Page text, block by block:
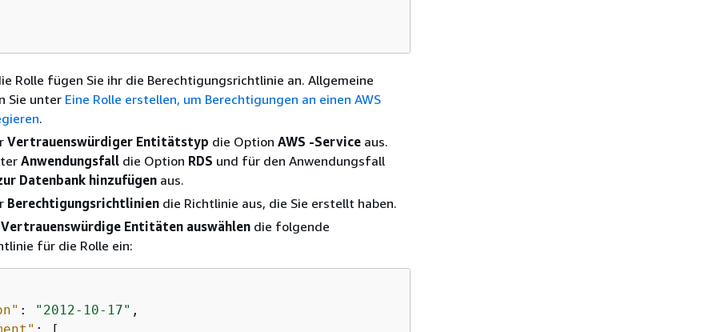
Rolle fügen Sie ihr die Berechtigungsrichtlinie an. Allgemeine
Sie unter Eine Rolle erstellen, um Berechtigungen an einen AWS
.
Vertrauenswürdiger Entitätstyp die Option AWS -Service aus.
Anwendungsfall die Option RDS und für den Anwendungsfall
Datenbank hinzufügen aus.
Berechtigungsrichtlinien die Richtlinie aus, die Sie erstellt haben.
Vertrauenswürdige Entitäten auswählen die folgende
für die Rolle ein:
: "2012-10-17" ,